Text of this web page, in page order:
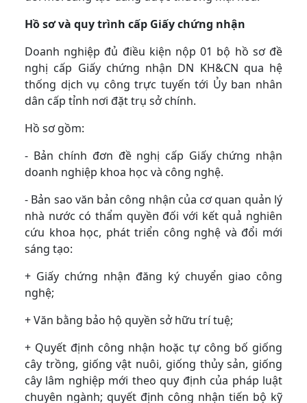
Hồ sơ và quy trình cấp Giấy chứng nhận
Doanh nghiệp đủ điều kiện nộp 01 bộ hồ sơ đề
nghị cấp Giấy chứng nhận DN KH&CN qua hệ
thống dịch vụ công trực tuyến tới Ủy ban nhân
dân cấp tỉnh nơi đặt trụ sở chính.
Hồ sơ gồm:
- Bản chính đơn đề nghị cấp Giấy chứng nhận
doanh nghiệp khoa học và công nghệ.
- Bản sao văn bản công nhận của cơ quan quản lý
nhà nước có thẩm quyền đối với kết quả nghiên
cứu khoa học, phát triển công nghệ và đổi mới
sáng tạo:
+ Giấy chứng nhận đăng ký chuyển giao công
nghệ;
+ Văn bằng bảo hộ quyền sở hữu trí tuệ;
+ Quyết định công nhận hoặc tự công bố giống
cây trồng, giống vật nuôi, giống thủy sản, giống
cây lâm nghiệp mới theo quy định của pháp luật
chuyên ngành; quyết định công nhận tiến bộ kỹ